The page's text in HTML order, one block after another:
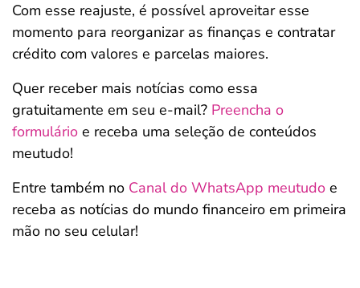
Com esse reajuste, é possível aproveitar esse
momento para reorganizar as finanças e contratar
crédito com valores e parcelas maiores.
Quer receber mais notícias como essa
gratuitamente em seu e-mail? Preencha o
formulário e receba uma seleção de conteúdos
meutudo!
Entre também no Canal do WhatsApp meutudo e
receba as notícias do mundo financeiro em primeira
mão no seu celular!